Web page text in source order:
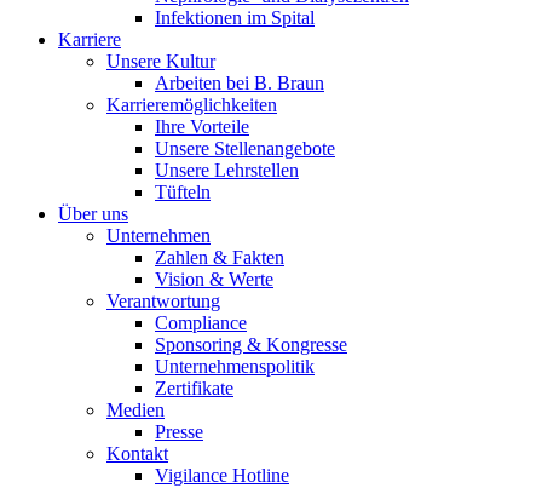
Infektionen im Spital
Karriere
Unsere Kultur
Arbeiten bei B. Braun
Karrieremöglichkeiten
Ihre Vorteile
Unsere Stellenangebote
Unsere Lehrstellen
Tüfteln
Über uns
Unternehmen
Zahlen & Fakten
Vision & Werte
Verantwortung
Compliance
Sponsoring & Kongresse
Unternehmenspolitik
Zertifikate
Medien
Presse
Kontakt
Vigilance Hotline